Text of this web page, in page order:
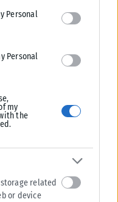
Personal
Personal
my
the
related
or device
τα
02/2025